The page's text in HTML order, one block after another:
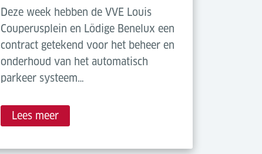
Deze week hebben de VVE Louis
Couperusplein en Lödige Benelux een
contract getekend voor het beheer en
onderhoud van het automatisch
parkeer systeem…
Lees meer